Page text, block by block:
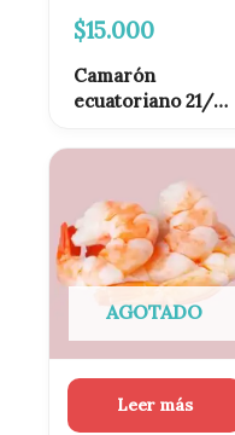
$15.000
Camarón
ecuatoriano 21/25
AGOTADO
Leer más